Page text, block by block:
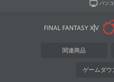
パソ
関連商品
ゲームダウ